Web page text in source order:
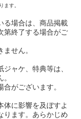
ます。
る場合は、商品掲載
第終了する場合がご
せん。
ャケ、特典等は、
がございます。
体に影響を及ぼすよ
ります。あらかじめ